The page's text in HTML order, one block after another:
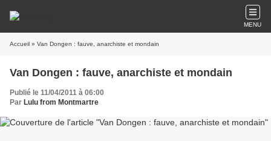
MENU
Accueil » Van Dongen : fauve, anarchiste et mondain
Van Dongen : fauve, anarchiste et mondain
Publié le 11/04/2011 à 06:00
Par Lulu from Montmartre